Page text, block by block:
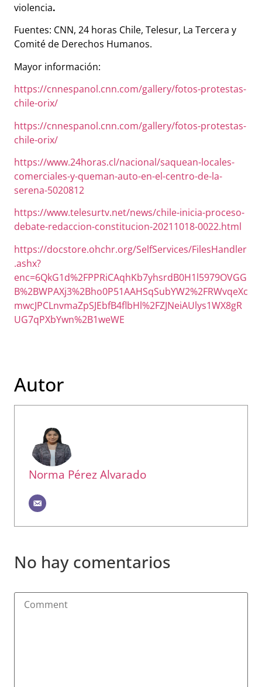
violencia.
Fuentes: CNN, 24 horas Chile, Telesur, La Tercera y
Comité de Derechos Humanos.
Mayor información:
https://cnnespanol.cnn.com/gallery/fotos-protestas-
chile-orix/
https://cnnespanol.cnn.com/gallery/fotos-protestas-
chile-orix/
https://www.24horas.cl/nacional/saquean-locales-
comerciales-y-queman-auto-en-el-centro-de-la-
serena-5020812
https://www.telesurtv.net/news/chile-inicia-proceso-
debate-redaccion-constitucion-20211018-0022.html
https://docstore.ohchr.org/SelfServices/FilesHandler
.ashx?
enc=6QkG1d%2FPPRiCAqhKb7yhsrdB0H1l5979OVGG
B%2BWPAXj3%2Bho0P51AAHSqSubYW2%2FRWvqeXc
mwcJPCLnvmaZpSJEbfB4flbHl%2FZJNeiAUlys1WX8gR
UG7qPXbYwn%2B1weWE
Autor
Norma Pérez Alvarado
No hay comentarios